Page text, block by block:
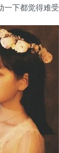
下都觉得难受